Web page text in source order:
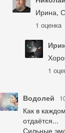
Ирина,
1 оценка
1
Водолей
Как в
отдаётся...
Сильные